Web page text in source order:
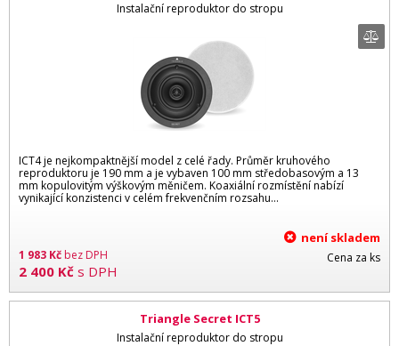
Instalační reproduktor do stropu
ICT4 je nejkompaktnější model z celé řady. Průměr kruhového
reproduktoru je 190 mm a je vybaven 100 mm středobasovým a 13
mm kopulovitým výškovým měničem. Koaxiální rozmístění nabízí
vynikající konzistenci v celém frekvenčním rozsahu...
1 983 Kč bez DPH
2 400 Kč s DPH
není skladem
Cena za ks
Triangle Secret ICT5
Instalační reproduktor do stropu